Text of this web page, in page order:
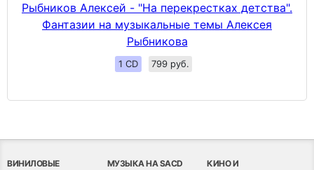
Рыбников Алексей - "На перекрестках детства".
Фантазии на музыкальные темы Алексея
Рыбникова
1 CD 799 руб.
ВИНИЛОВЫЕ
МУЗЫКА НА SACD
КИНО И